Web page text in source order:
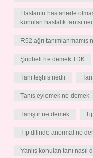
Hastanın hastanede
konulan hastalık tanısı
R52 ağrı tanımlanmamış
Şüpheli ne demek TDK
Tanı teşhis nedir
Tanış eylemek ne demek
Tanıştır ne demek
Tıp dilinde anormal ne
Yanlış konulan tanı nasıl